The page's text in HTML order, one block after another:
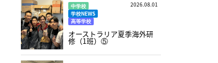
中学校
学校NEWS
高等学校
2026.08.01
オーストラリア夏季海外研
修（1班）⑤